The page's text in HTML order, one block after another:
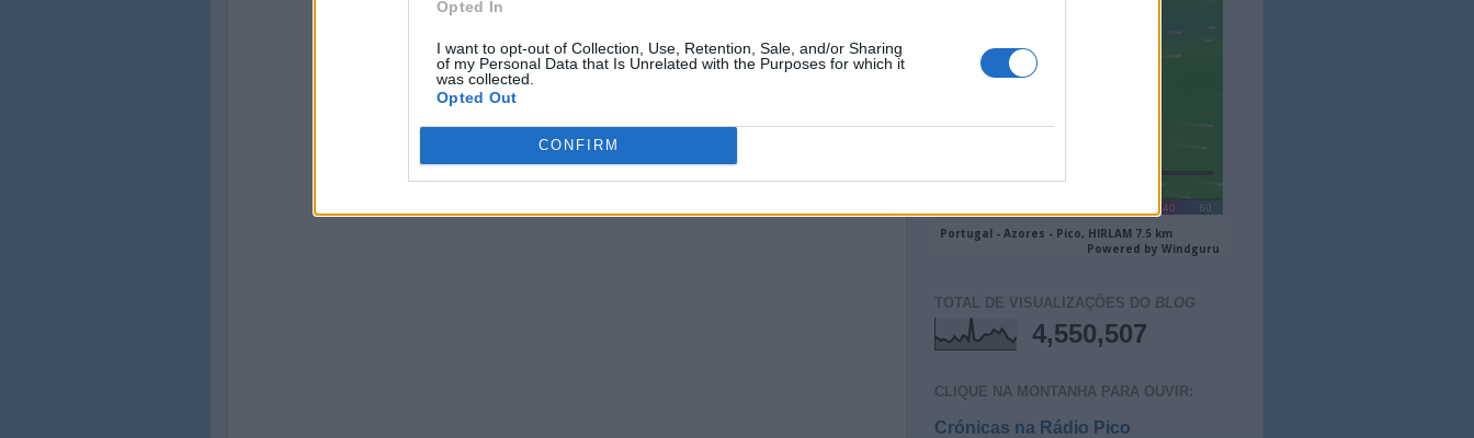
Opted In
I want to opt-out of Collection, Use, Retention, Sale, and/or Sharing
of my Personal Data that Is Unrelated with the Purposes for which it
was collected.
Opted Out
CONFIRM
TOTAL DE VISUALIZAÇÕES DO BLOG
4,550,507
CLIQUE NA MONTANHA PARA OUVIR:
Crónicas na Rádio Pico